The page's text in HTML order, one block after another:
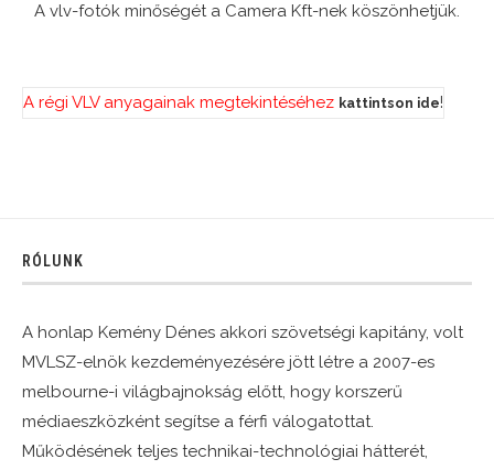
A vlv-fotók minőségét a Camera Kft-nek köszönhetjük.
A régi VLV anyagainak megtekintéséhez kattintson ide!
RÓLUNK
A honlap Kemény Dénes akkori szövetségi kapitány, volt
MVLSZ-elnök kezdeményezésére jött létre a 2007-es
melbourne-i világbajnokság előtt, hogy korszerű
médiaeszközként segítse a férfi válogatottat.
Működésének teljes technikai-technológiai hátterét,